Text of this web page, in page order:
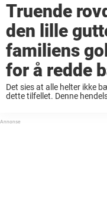
Truende
den lille
familiens
for å redde
Det sies at alle helter ikke
dette tilfellet. Denne